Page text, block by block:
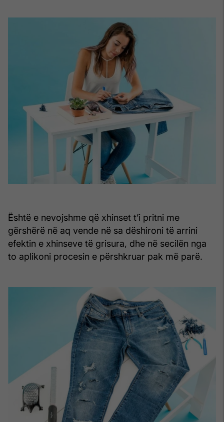
Është e nevojshme që xhinset t’i pritni me
gërshërë në aq vende në sa dëshironi të arrini
efektin e xhinseve të grisura, dhe në secilën nga
to aplikoni procesin e përshkruar pak më parë.